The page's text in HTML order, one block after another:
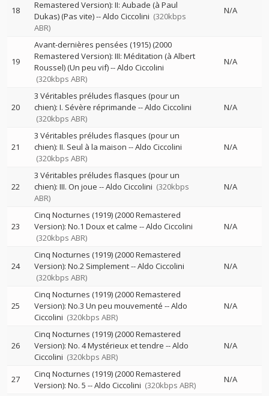
18
Remastered Version): II: Aubade (à Paul
Dukas) (Pas vite)--Aldo Ciccolini (320kbps
ABR)
N/A
19
Avant-dernières pensées (1915) (2000
Remastered Version): III: Méditation (à Albert
Roussel) (Un peu vif)--Aldo Ciccolini
(320kbps ABR)
N/A
20
3 Véritables préludes flasques (pour un
chien): I. Sévère réprimande --Aldo Ciccolini
(320kbps ABR)
N/A
21
3 Véritables préludes flasques (pour un
chien): II. Seul à la maison --Aldo Ciccolini
(320kbps ABR)
N/A
22
3 Véritables préludes flasques (pour un
chien): III. On joue --Aldo Ciccolini (320kbps
ABR)
N/A
23
Cinq Nocturnes (1919) (2000 Remastered
Version): No.1 Doux et calme --Aldo Ciccolini
(320kbps ABR)
N/A
24
Cinq Nocturnes (1919) (2000 Remastered
Version): No.2 Simplement--Aldo Ciccolini
(320kbps ABR)
N/A
25
Cinq Nocturnes (1919) (2000 Remastered
Version): No.3 Un peu mouvementé --Aldo
Ciccolini (320kbps ABR)
N/A
26
Cinq Nocturnes (1919) (2000 Remastered
Version): No. 4 Mystérieux et tendre --Aldo
Ciccolini (320kbps ABR)
N/A
27
Cinq Nocturnes (1919) (2000 Remastered
Version): No. 5 --Aldo Ciccolini (320kbps ABR)
N/A